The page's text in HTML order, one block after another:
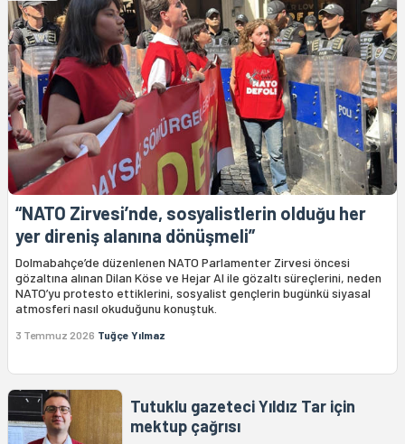
“NATO Zirvesi’nde, sosyalistlerin olduğu her
yer direniş alanına dönüşmeli”
Dolmabahçe’de düzenlenen NATO Parlamenter Zirvesi öncesi
gözaltına alınan Dilan Köse ve Hejar Al ile gözaltı süreçlerini, neden
NATO’yu protesto ettiklerini, sosyalist gençlerin bugünkü siyasal
atmosferi nasıl okuduğunu konuştuk.
3 Temmuz 2026 Tuğçe Yılmaz
Tutuklu gazeteci Yıldız Tar için
mektup çağrısı